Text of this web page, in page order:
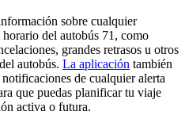
sobre cualquier
del autobús 71, como
grandes retrasos u otros
autobús. La aplicación también
de cualquier alerta
que puedas planificar tu viaje
activa o futura.